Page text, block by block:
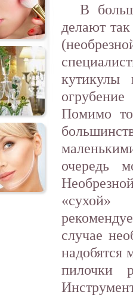
В
делают
кути­кулы
Помимо
очередь
случае
пилоч­ки